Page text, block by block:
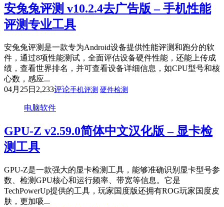
安兔兔评测 v10.2.4去广告版 – 手机性能
评测专业工具
安兔兔评测是一款专为Android设备提供性能评测和跑分的软
件，通过8项性能测试，全面评估设备硬件性能，还能上传成
绩，查看世界排名，并可查看设备详细信息，如CPU型号和核
心数，感应...
04月25日 2,233评论手机评测 硬件检测
电脑软件
GPU-Z v2.59.0简体中文汉化版 – 显卡检
测工具
GPU-Z是一款强大的显卡检测工具，能够准确识别显卡型号参
数、检测GPU核心和运行频率、带宽等信息。它是
TechPowerUp提供的工具，玩家国度版还拥有ROG玩家国度皮
肤，更加吸...